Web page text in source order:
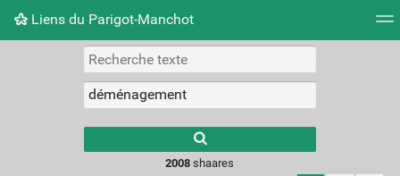
Liens du Parigot-Manchot
Nuage de tags Mur d'images
2008 shaares